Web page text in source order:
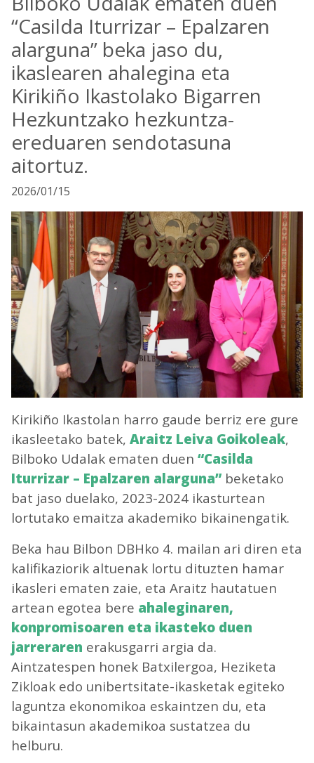
“Casilda Iturrizar – Epalzaren
alarguna” beka jaso du,
ikaslearen ahalegina eta
Kirikiño Ikastolako Bigarren
Hezkuntzako hezkuntza-
ereduaren sendotasuna
aitortuz.
2026/01/15
Kirikiño Ikastolan harro gaude berriz ere gure
ikasleetako batek,Araitz Leiva Goikoleak,
Bilboko Udalak ematen duen“Casilda
Iturrizar – Epalzaren alarguna” beketako
bat jaso duelako, 2023-2024 ikasturtean
lortutako emaitza akademiko bikainengatik.
Beka hau Bilbon DBHko 4. mailan ari diren eta
kalifikaziorik altuenak lortu dituzten hamar
ikasleri ematen zaie, eta Araitz hautatuen
artean egotea bere ahaleginaren,
konpromisoaren eta ikasteko duen
jarreraren erakusgarri argia da.
Aintzatespen honek Batxilergoa, Heziketa
Zikloak edo unibertsitate-ikasketak egiteko
laguntza ekonomikoa eskaintzen du, eta
bikaintasun akademikoa sustatzea du
helburu.